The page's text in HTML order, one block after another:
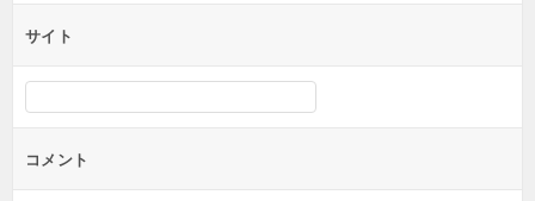
サイト
コメント